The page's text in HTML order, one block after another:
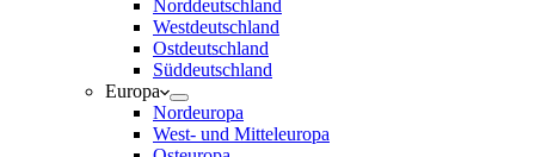
Norddeutschland
Westdeutschland
Ostdeutschland
Süddeutschland
Europa
Nordeuropa
West- und Mitteleuropa